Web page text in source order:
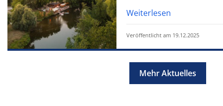
Weiterlesen
Veröffentlicht am 19.12.2025
Mehr Aktuelles